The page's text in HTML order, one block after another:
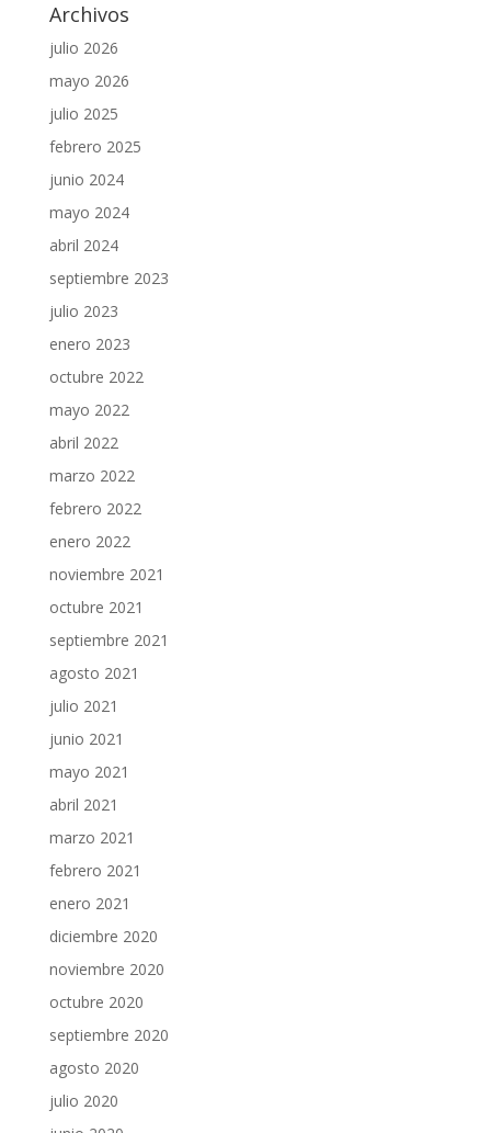
Archivos
julio 2026
mayo 2026
julio 2025
febrero 2025
junio 2024
mayo 2024
abril 2024
septiembre 2023
julio 2023
enero 2023
octubre 2022
mayo 2022
abril 2022
marzo 2022
febrero 2022
enero 2022
noviembre 2021
octubre 2021
septiembre 2021
agosto 2021
julio 2021
junio 2021
mayo 2021
abril 2021
marzo 2021
febrero 2021
enero 2021
diciembre 2020
noviembre 2020
octubre 2020
septiembre 2020
agosto 2020
julio 2020